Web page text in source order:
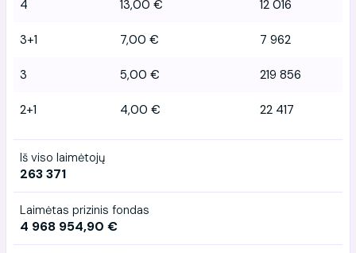
4 13,00 € 12 016
3+1 7,00 € 7 962
3 5,00 € 219 856
2+1 4,00 € 22 417
Iš viso laimėtojų
263 371
Laimėtas prizinis fondas
4 968 954,90 €